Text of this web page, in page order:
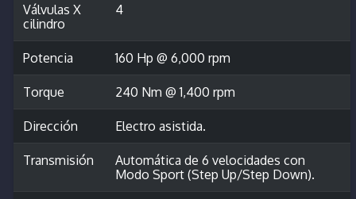
Válvulas X
cilindro
4
Potencia 160 Hp @ 6,000 rpm
Torque 240 Nm @ 1,400 rpm
Dirección Electro asistida.
Transmisión
Automática de 6 velocidades con
Modo Sport (Step Up/Step Down).